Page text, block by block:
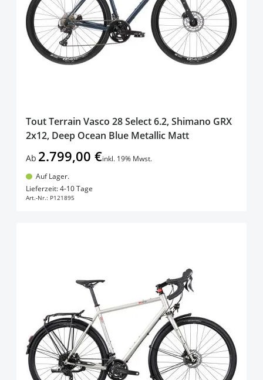
Tout Terrain Vasco 28 Select 6.2, Shimano GRX
2x12, Deep Ocean Blue Metallic Matt
Ab 2.799,00 €inkl. 19% Mwst.
Auf Lager.
Lieferzeit: 4-10 Tage
Art.-Nr.: P121895